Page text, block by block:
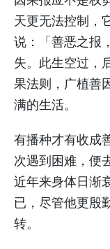
天更无法控制，
说：「善恶之报
失。此生空过，
果法则，广植善
满的生活。
有播种才有收成
次遇到困难，便
近年来身体日渐
已，尽管他更殷
转。